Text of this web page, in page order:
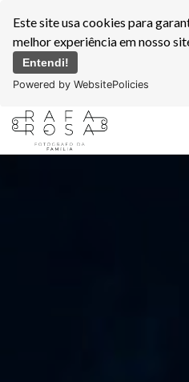
Este site usa cookies para
melhor experiência em nosso
Entendi!
Powered by WebsitePolicies